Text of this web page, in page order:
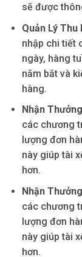
sẽ được
Quản Lý Thu
nhập chi tiết
ngày, hàng
nắm bắt và
hàng.
Nhận
các chương
lượng đơn
này giúp tài
hơn.
Nhận
các chương
lượng đơn
này giúp tài
hơn.